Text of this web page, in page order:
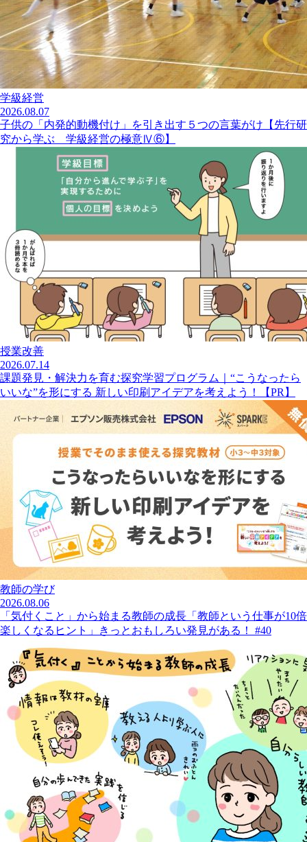
学級経営
2026.08.07
子供の「内発的動機付け」を引き出す５つの言葉がけ【先行研
究から学ぶ 学級経営の極意Ⅳ⑥】
授業改善
2026.07.14
課題発見・解決力を育む探究学習プログラム｜“こうなったら
いいな”を形にする 新しい印刷アイデアを考えよう！【PR】
教師の学び
2026.08.06
「気付くこと」から始まる教師の成長「教師という仕事が10倍
楽しくなるヒント」きっとおもしろい発見がある！ #40